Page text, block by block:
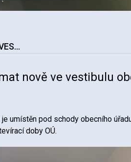
nově ve vestibulu
umístěn pod schody obecního
doby OÚ.